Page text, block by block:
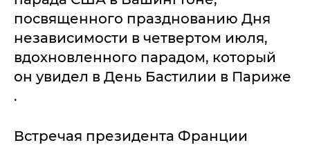
посвященного празднованию Дня
независимости в четвертом июля,
вдохновленного парадом, который
он увидел в День Бастилии в Париже
.
Встречая президента Франции